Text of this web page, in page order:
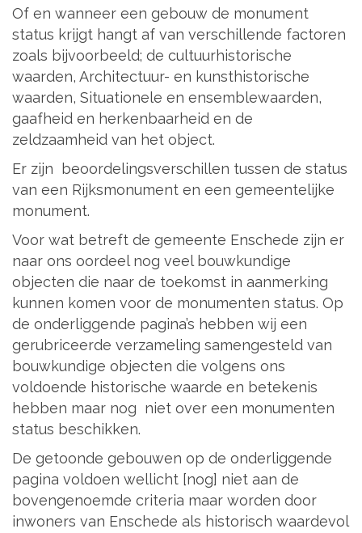
Of en wanneer een gebouw de monument
status krijgt hangt af van verschillende factoren
zoals bijvoorbeeld; de cultuurhistorische
waarden, Architectuur- en kunsthistorische
waarden, Situationele en ensemblewaarden,
gaafheid en herkenbaarheid en de
zeldzaamheid van het object.
Er zijn beoordelingsverschillen tussen de status
van een Rijksmonument en een gemeentelijke
monument.
Voor wat betreft de gemeente Enschede zijn er
naar ons oordeel nog veel bouwkundige
objecten die naar de toekomst in aanmerking
kunnen komen voor de monumenten status. Op
de onderliggende pagina’s hebben wij een
gerubriceerde verzameling samengesteld van
bouwkundige objecten die volgens ons
voldoende historische waarde en betekenis
hebben maar nog niet over een monumenten
status beschikken.
De getoonde gebouwen op de onderliggende
pagina voldoen wellicht [nog] niet aan de
bovengenoemde criteria maar worden door
inwoners van Enschede als historisch waardevol